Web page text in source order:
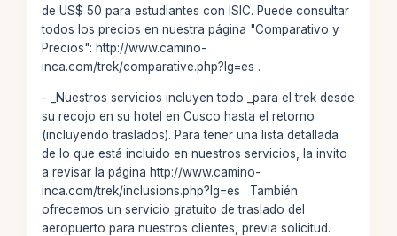
de US$ 50 para estudiantes con ISIC. Puede consultar
todos los precios en nuestra página "Comparativo y
Precios": http://www.camino-
inca.com/trek/comparative.php?lg=es .
- _Nuestros servicios incluyen todo _para el trek desde
su recojo en su hotel en Cusco hasta el retorno
(incluyendo traslados). Para tener una lista detallada
de lo que está incluido en nuestros servicios, la invito
a revisar la página http://www.camino-
inca.com/trek/inclusions.php?lg=es . También
ofrecemos un servicio gratuito de traslado del
aeropuerto para nuestros clientes, previa solicitud.